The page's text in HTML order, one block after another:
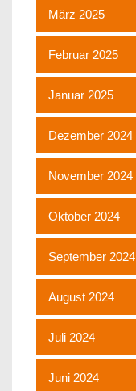
März 2025
Februar 2025
Januar 2025
Dezember 2024
November 2024
Oktober 2024
September 2024
August 2024
Juli 2024
Juni 2024